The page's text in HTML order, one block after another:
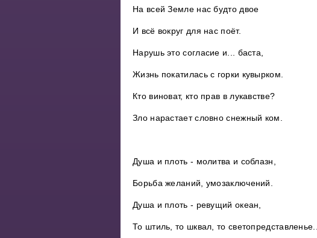
На всей Земле нас будто двое
И всё вокруг для нас поёт.
Нарушь это согласие и... баста,
Жизнь покатилась с горки кувырком.
Кто виноват, кто прав в лукавстве?
Зло нарастает словно снежный ком.
Душа и плоть - молитва и соблазн,
Борьба желаний, умозаключений.
Душа и плоть - ревущий океан,
То штиль, то шквал, то светопредставленье...